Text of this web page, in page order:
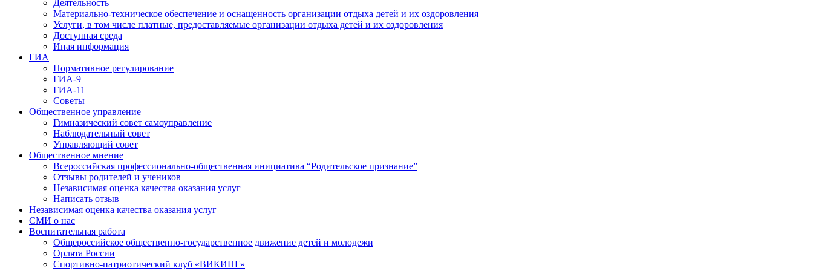
Деятельность
Материально-техническое обеспечение и оснащенность организации отдыха детей и их оздоровления
Услуги, в том числе платные, предоставляемые организации отдыха детей и их оздоровления
Доступная среда
Иная информация
ГИА
Нормативное регулирование
ГИА-9
ГИА-11
Советы
Общественное управление
Гимназический совет самоуправление
Наблюдательный совет
Управляющий совет
Общественное мнение
Всероссийская профессионально-общественная инициатива “Родительское признание”
Отзывы родителей и учеников
Независимая оценка качества оказания услуг
Написать отзыв
Независимая оценка качества оказания услуг
СМИ о нас
Воспитательная работа
Общероссийское общественно-государственное движение детей и молодежи
Орлята России
Спортивно-патриотический клуб «ВИКИНГ»